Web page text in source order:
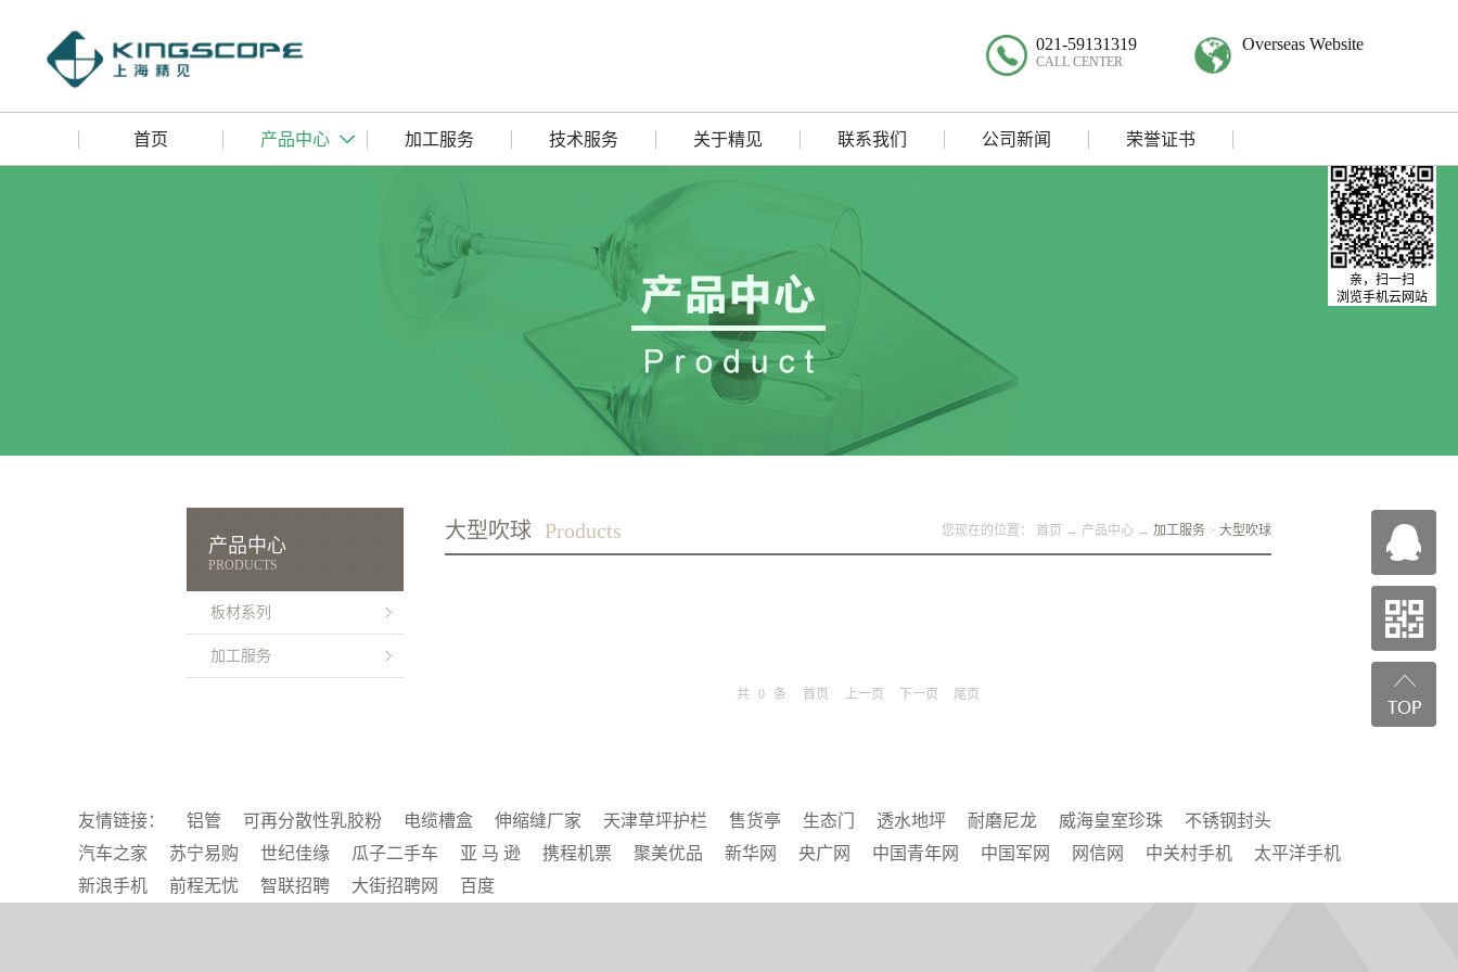
021-59131319
CALL CENTER
Overseas Website
首页 产品中心 加工服务 技术服务 关于精见 联系我们 公司新闻 荣誉证书
产品中心
PRODUCTS
板材系列
加工服务
Products
大型吹球 您现在的位置： 首页 → 产品中心 → 加工服务 > 大型吹球
共 0 条 首页 上一页 下一页 尾页
友情链接： 铝管 可再分散性乳胶粉 电缆槽盒 伸缩缝厂家 天津草坪护栏 售货亭 生态门 透水地坪 耐磨尼龙 威海皇室珍珠
不锈钢封头
汽车之家
苏宁易购 世纪佳缘 瓜子二手车 亚 马 逊 携程机票 聚美优品 新华网 央广网 中国青年网 中国军网 网信网 中关村手机
太平洋手机
新浪手机
前程无忧 智联招聘 大街招聘网 百度
亲，扫一扫
浏览手机云网站